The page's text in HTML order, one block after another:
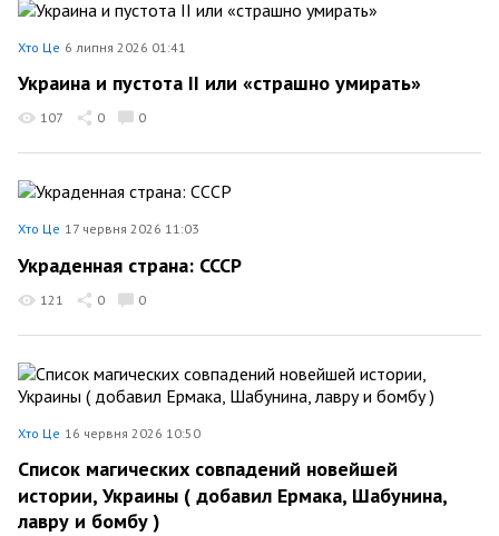
Хто Це 6 липня 2026 01:41
Украина и пустота II или «страшно умирать»
107 0 0
Хто Це 17 червня 2026 11:03
Украденная страна: СССР
121 0 0
Хто Це 16 червня 2026 10:50
Список магических совпадений новейшей
истории, Украины ( добавил Ермака, Шабунина,
лавру и бомбу )